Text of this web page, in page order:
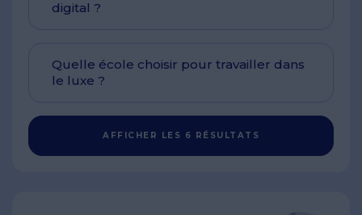
digital ?
Quelle école choisir pour travailler dans
le luxe ?
AFFICHER LES 6 RÉSULTATS